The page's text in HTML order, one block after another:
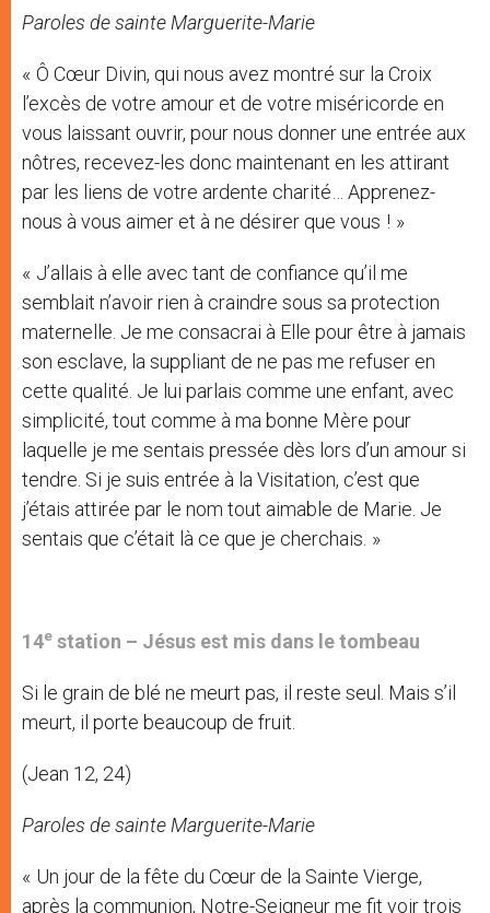
Paroles de sainte Marguerite-Marie
« Ô Cœur Divin, qui nous avez montré sur la Croix
l’excès de votre amour et de votre miséricorde en
vous laissant ouvrir, pour nous donner une entrée aux
nôtres, recevez-les donc maintenant en les attirant
par les liens de votre ardente charité… Apprenez-
nous à vous aimer et à ne désirer que vous ! »
« J’allais à elle avec tant de confiance qu’il me
semblait n’avoir rien à craindre sous sa protection
maternelle. Je me consacrai à Elle pour être à jamais
son esclave, la suppliant de ne pas me refuser en
cette qualité. Je lui parlais comme une enfant, avec
simplicité, tout comme à ma bonne Mère pour
laquelle je me sentais pressée dès lors d’un amour si
tendre. Si je suis entrée à la Visitation, c’est que
j’étais attirée par le nom tout aimable de Marie. Je
sentais que c’était là ce que je cherchais. »
14e station – Jésus est mis dans le tombeau
Si le grain de blé ne meurt pas, il reste seul. Mais s’il
meurt, il porte beaucoup de fruit.
(Jean 12, 24)
Paroles de sainte Marguerite-Marie
« Un jour de la fête du Cœur de la Sainte Vierge,
après la communion, Notre-Seigneur me fit voir trois